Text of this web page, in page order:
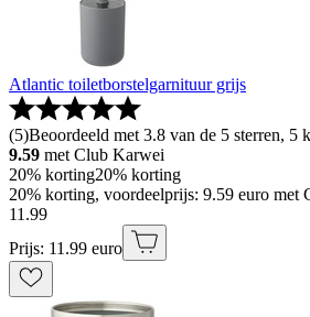
Atlantic toiletborstelgarnituur grijs
(5)Beoordeeld met 3.8 van de 5 sterren, 5
9.59 met Club Karwei
20% korting20% korting
20% korting, voordeelprijs: 9.59 euro met
11 .99
Prijs: 11.99 euro